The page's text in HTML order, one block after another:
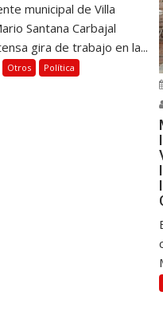
municipal de Villa
Santana Carbajal
gira de trabajo en la...
Otros Política